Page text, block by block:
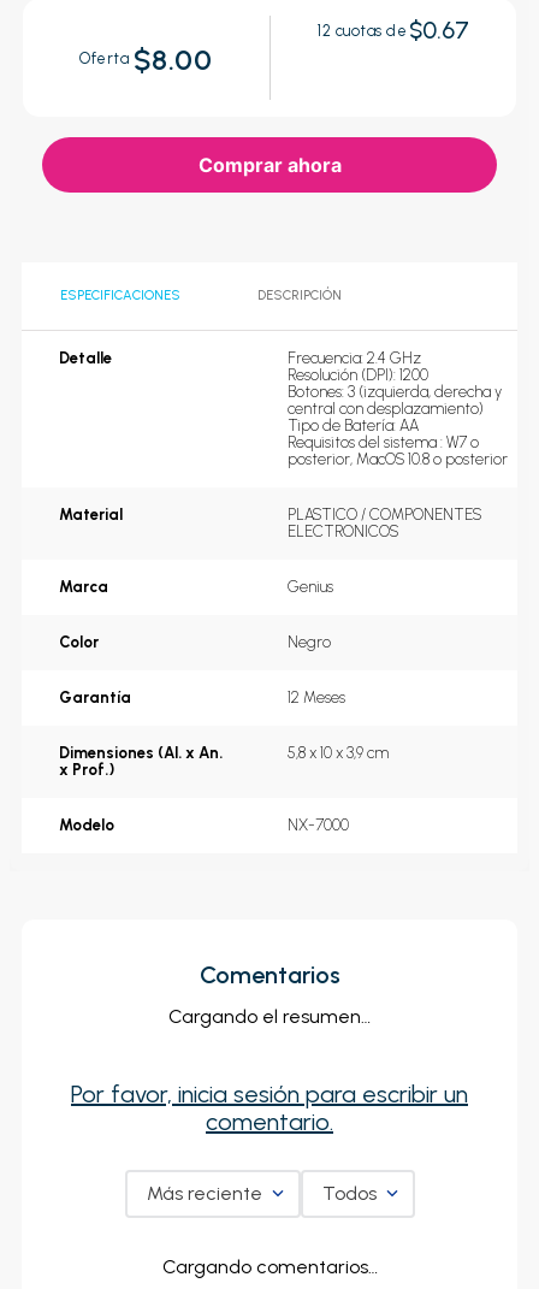
Oferta $8.00
12 cuotas de $0.67
Comprar ahora
ESPECIFICACIONES DESCRIPCIÓN
Detalle
Frecuencia: 2.4 GHz
Resolución (DPI): 1200
Botones: 3 (izquierda, derecha y
central con desplazamiento)
Tipo de Batería: AA
Requisitos del sistema : W7 o
posterior, MacOS 10.8 o posterior
Material
PLASTICO / COMPONENTES
ELECTRONICOS
Marca Genius
Color Negro
Garantía 12 Meses
Dimensiones (Al. x An.
x Prof.)
5,8 x 10 x 3,9 cm
Modelo NX-7000
Comentarios
Cargando el resumen…
Por favor, inicia sesión para escribir un
comentario.
Más reciente Todos
Cargando comentarios…